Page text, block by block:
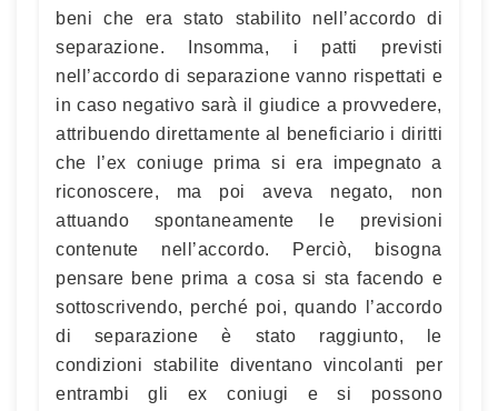
beni che era stato stabilito nell’accordo di
separazione. Insomma, i patti previsti
nell’accordo di separazione vanno rispettati e
in caso negativo sarà il giudice a provvedere,
attribuendo direttamente al beneficiario i diritti
che l’ex coniuge prima si era impegnato a
riconoscere, ma poi aveva negato, non
attuando spontaneamente le previsioni
contenute nell’accordo. Perciò, bisogna
pensare bene prima a cosa si sta facendo e
sottoscrivendo, perché poi, quando l’accordo
di separazione è stato raggiunto, le
condizioni stabilite diventano vincolanti per
entrambi gli ex coniugi e si possono